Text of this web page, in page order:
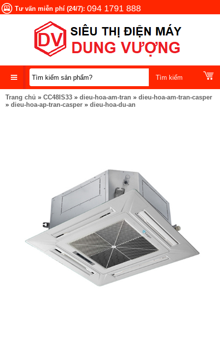
Tư vấn miễn phí (24/7): 094 1791 888
DANH
MỤC
Trang chủ » CC48IS33 » dieu-hoa-am-tran » dieu-hoa-am-tran-casper
» dieu-hoa-ap-tran-casper » dieu-hoa-du-an